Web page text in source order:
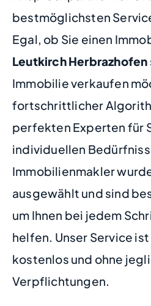
bestmöglichsten
Egal, ob Sie einen
Leutkirch Herbrazhofen
Immobilie verkaufen
fortschrittlicher
perfekten Experten für
individuellen
Immobilienmakler
ausgewählt und sind
um Ihnen bei jedem
helfen. Unser Service
kostenlos und ohne
Verpflichtungen.